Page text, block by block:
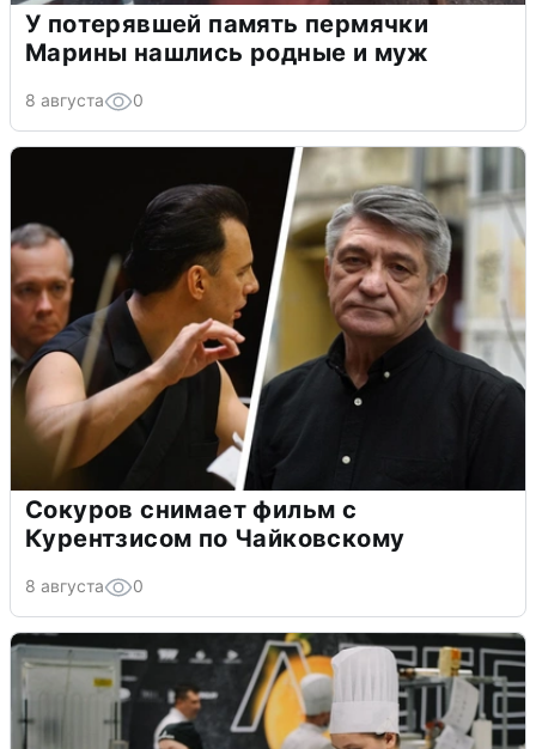
У потерявшей память пермячки
Марины нашлись родные и муж
8 августа 0
Сокуров снимает фильм с
Курентзисом по Чайковскому
8 августа 0